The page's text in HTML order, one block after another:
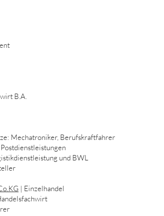
B.A.
Mechatroniker, Berufskraftfahrer
und BWL
| Einzelhandel